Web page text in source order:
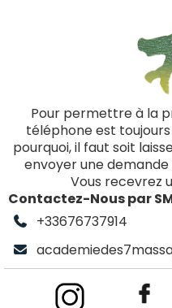
Pour permettre à la
téléphone est toujours
pourquoi, il faut soit
envoyer une
Vous recevrez
Contactez-Nous par
+33676737914